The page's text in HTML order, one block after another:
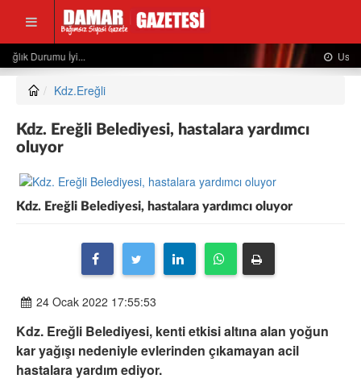
Usta Gazeteciden Sevindiren Haber....
Kdz.Ereğli
Kdz. Ereğli Belediyesi, hastalara yardımcı
oluyor
Kdz. Ereğli Belediyesi, hastalara yardımcı oluyor
24 Ocak 2022 17:55:53
Kdz. Ereğli Belediyesi, kenti etkisi altına alan yoğun
kar yağışı nedeniyle evlerinden çıkamayan acil
hastalara yardım ediyor.